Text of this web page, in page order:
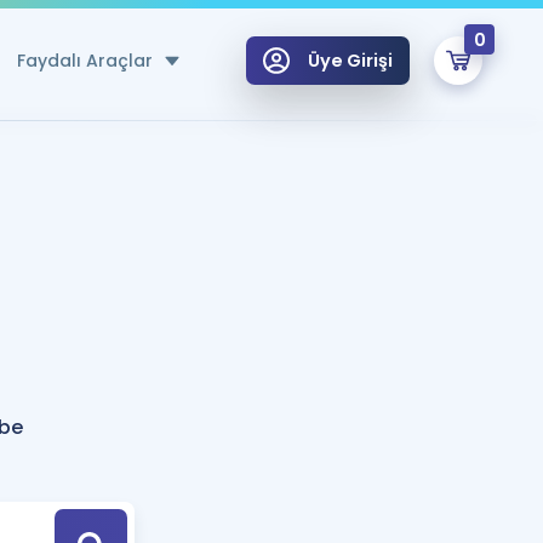
Faydalı Araçlar
Hesaplama Aracı
için Öneriler
Tek Takvimde
Üye Girişi
0